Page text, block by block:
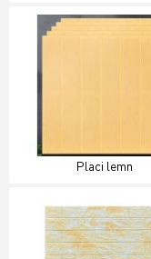
Placi lemn